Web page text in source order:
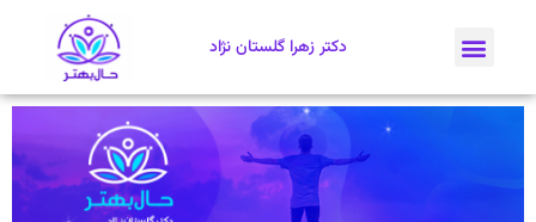
دکتر زهرا گلستان نژاد